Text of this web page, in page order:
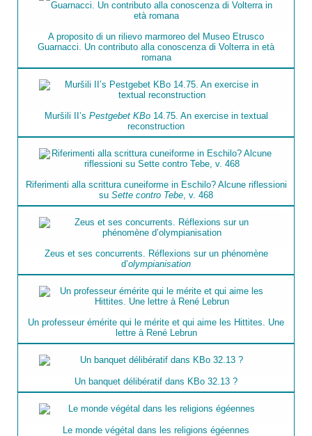
A proposito di un rilievo marmoreo del Museo Etrusco
Guarnacci. Un contributo alla conoscenza di Volterra in età
romana
Muršili II’s Pestgebet KBo14.75. An exercise in textual
reconstruction
Riferimenti alla scrittura cuneiforme in Eschilo? Alcune riflessioni
su Sette contro Tebe, v. 468
Zeus et ses concurrents. Réflexions sur un phénomène
d’olympianisation
Un professeur émérite qui le mérite et qui aime les Hittites. Une
lettre à René Lebrun
Un banquet délibératif dans KBo 32.13 ?
Le monde végétal dans les religions égéennes